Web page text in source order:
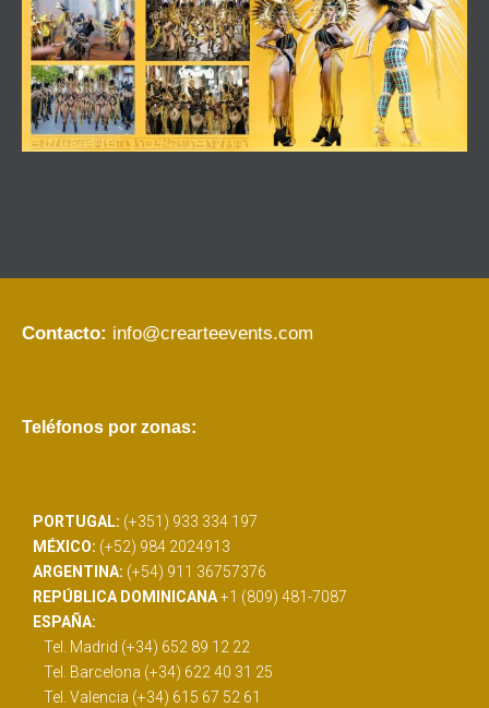
Contacto: info@crearteevents.com
Teléfonos por zonas:
PORTUGAL: (+351) 933 334 197
MÉXICO: (+52) 984 2024913
ARGENTINA: (+54) 911 36757376
REPÚBLICA DOMINICANA+1 (809) 481-7087
ESPAÑA:
Tel. Madrid (+34) 652 89 12 22
Tel. Barcelona (+34) 622 40 31 25
Tel. Valencia (+34) 615 67 52 61